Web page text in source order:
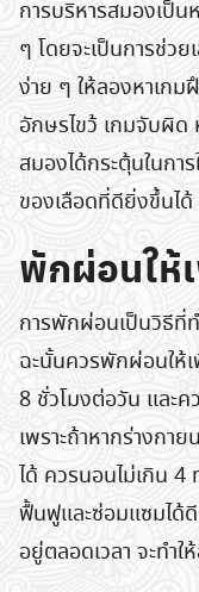
การบริหารสมองเป็
ๆ โดยจะเป็นการช่ว
ง่าย ๆ ให้ลองหาเกม
อักษรไขว้ เกมจับผิด
สมองได้กระตุ้นในกา
ของเลือดที่ดียิ่งขึ้นได้
พักผ่อนให้
การพักผ่อนเป็นวิธีที่
ฉะนั้นควรพักผ่อนให้
8 ชั่วโมงต่อวัน และค
เพราะถ้าหากร่างกา
ได้ ควรนอนไม่เกิน 4
ฟื้นฟูและซ่อมแซมได้
อยู่ตลอดเวลา จะทำ